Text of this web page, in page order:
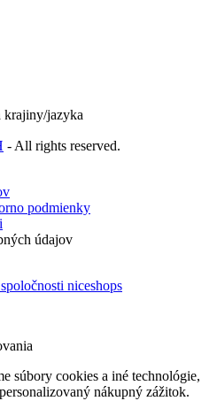
krajiny/jazyka
- All rights reserved.
podmienky
údajov
niceshops
súbory cookies a iné technológie,
nákupný zážitok.